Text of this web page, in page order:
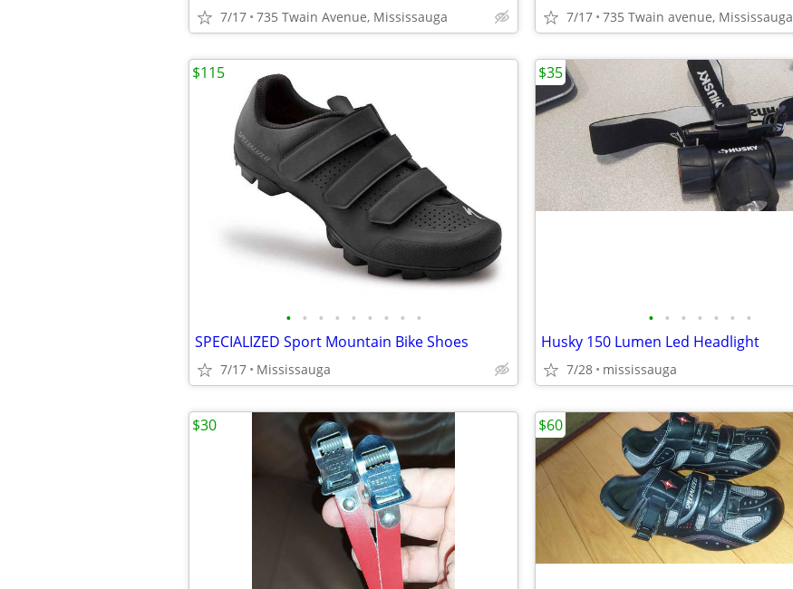
7/17 735 Twain Avenue, Mississauga 7/17 735 Twain avenue, Mississauga
• • • • • • • • •
SPECIALIZED Sport Mountain Bike Shoes
7/17 Mississauga
$115
• • • • • • •
Husky 150 Lumen Led Headlight
7/28 mississauga
$35
$30 $60